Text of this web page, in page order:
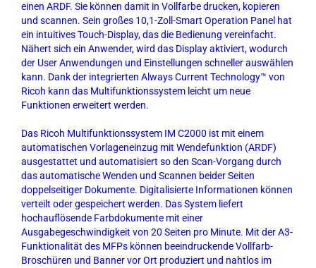
einen ARDF. Sie können damit in Vollfarbe drucken, kopieren
und scannen. Sein großes 10,1-Zoll-Smart Operation Panel hat
ein intuitives Touch-Display, das die Bedienung vereinfacht.
Nähert sich ein Anwender, wird das Display aktiviert, wodurch
der User Anwendungen und Einstellungen schneller auswählen
kann. Dank der integrierten Always Current Technology™ von
Ricoh kann das Multifunktionssystem leicht um neue
Funktionen erweitert werden.
Das Ricoh Multifunktionssystem IM C2000 ist mit einem
automatischen Vorlageneinzug mit Wendefunktion (ARDF)
ausgestattet und automatisiert so den Scan-Vorgang durch
das automatische Wenden und Scannen beider Seiten
doppelseitiger Dokumente. Digitalisierte Informationen können
verteilt oder gespeichert werden. Das System liefert
hochauflösende Farbdokumente mit einer
Ausgabegeschwindigkeit von 20 Seiten pro Minute. Mit der A3-
Funktionalität des MFPs können beeindruckende Vollfarb-
Broschüren und Banner vor Ort produziert und nahtlos im